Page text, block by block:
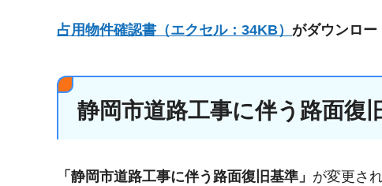
占用物件確認書（エクセル：34KB） がダウンロー
静岡市道路工事に伴う路面復
「静岡市道路工事に伴う路面復旧基準」 が変更さ